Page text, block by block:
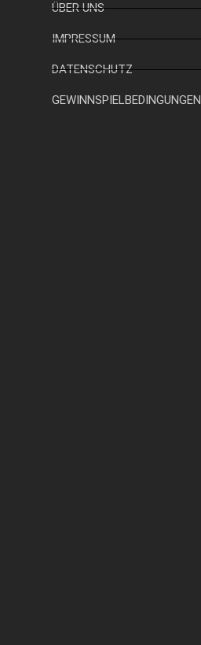
ÜBER UNS
IMPRESSUM
DATENSCHUTZ
GEWINNSPIELBEDINGUNGEN